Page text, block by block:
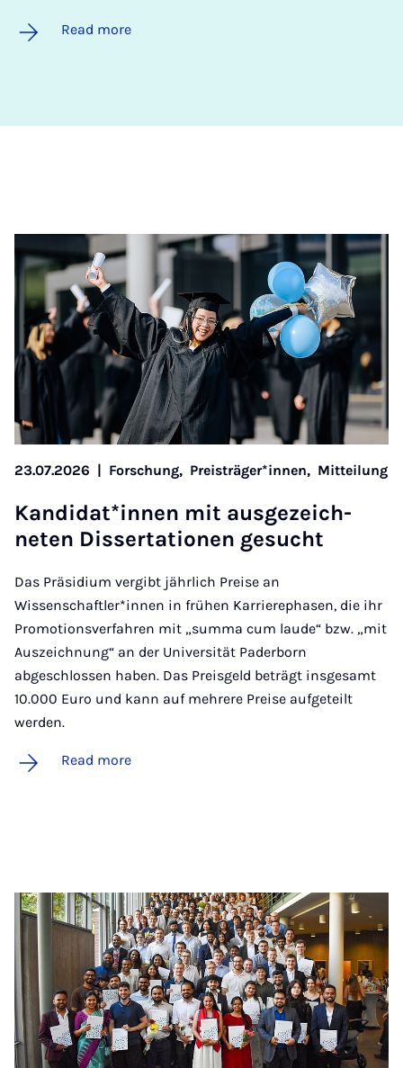
Read more
23.07.2026 Forschung, Preisträger*innen, Mitteilung
Kan­did­at*innen mit aus­gezeich­
neten Dis­ser­ta­tion­en ge­sucht
Das Präsidium vergibt jährlich Preise an
Wissenschaftler*innen in frühen Karrierephasen, die ihr
Promotionsverfahren mit „summa cum laude“ bzw. „mit
Auszeichnung“ an der Universität Paderborn
abgeschlossen haben. Das Preisgeld beträgt insgesamt
10.000 Euro und kann auf mehrere Preise aufgeteilt
werden.
Read more